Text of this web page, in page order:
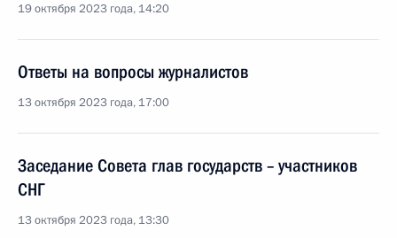
19 октября 2023 года, 14:20
Ответы на вопросы журналистов
13 октября 2023 года, 17:00
Заседание Совета глав государств – участников
СНГ
13 октября 2023 года, 13:30